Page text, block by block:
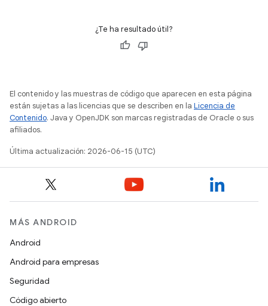
¿Te ha resultado útil?
El contenido y las muestras de código que aparecen en esta página
están sujetas a las licencias que se describen en la Licencia de
Contenido. Java y OpenJDK son marcas registradas de Oracle o sus
afiliados.
Última actualización: 2026-06-15 (UTC)
MÁS ANDROID
Android
Android para empresas
Seguridad
Código abierto